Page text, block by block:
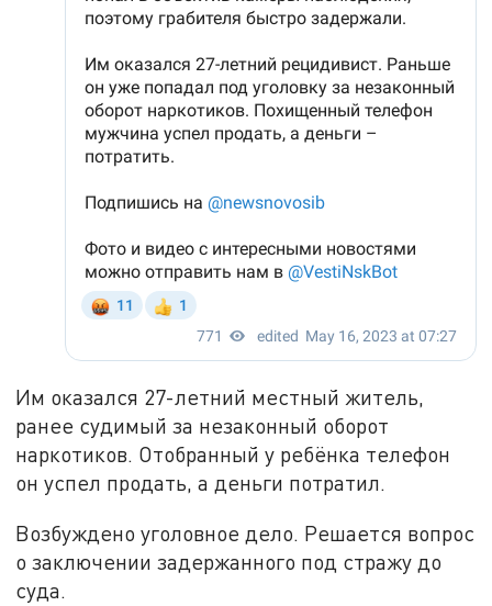
Им оказался 27-летний местный житель,
ранее судимый за незаконный оборот
наркотиков. Отобранный у ребёнка телефон
он успел продать, а деньги потратил.
Возбуждено уголовное дело. Решается вопрос
о заключении задержанного под стражу до
суда.